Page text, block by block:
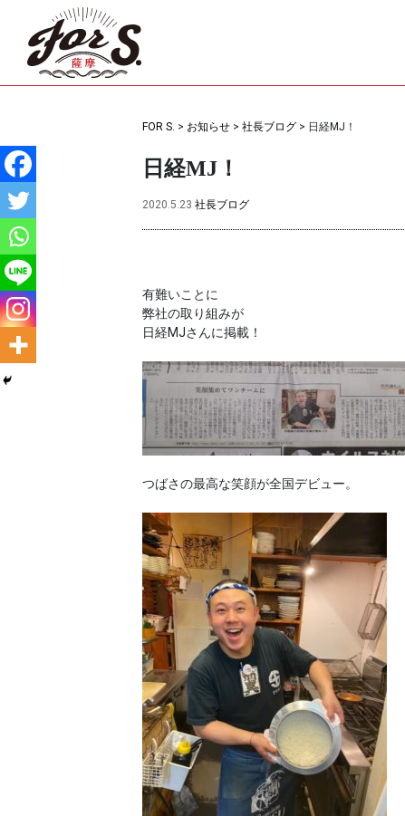
FOR S. > お知らせ > 社長ブログ > 日経MJ！
日経MJ！
2020.5.23 社長ブログ
有難いことに
弊社の取り組みが
日経MJさんに掲載！
つばさの最高な笑顔が全国デビュー。